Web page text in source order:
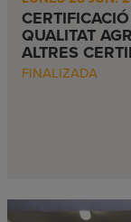
QUALITAT
ALTRES
FINALIZADA